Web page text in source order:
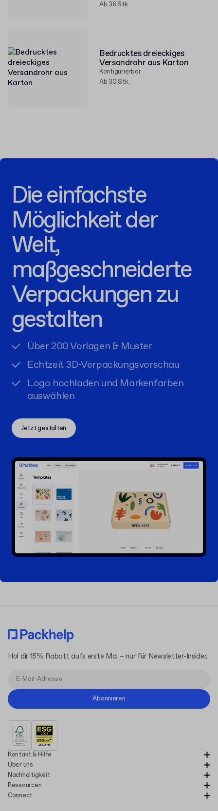
Ab 36 Stk.
Bedrucktes dreieckiges
Versandrohr aus Karton
Konfigurierbar
Ab 30 Stk.
Die einfachste
Möglichkeit der
Welt,
maßgeschneiderte
Verpackungen zu
gestalten
Über 200 Vorlagen & Muster
Echtzeit 3D-Verpackungsvorschau
Logo hochladen und Markenfarben
auswählen
Jetzt gestalten
Kontakt & Hilfe
Über uns
Nachhaltigkeit
Ressourcen
Connect
Hol dir 15% Rabatt aufs erste Mal – nur für Newsletter-Insider.
Abonnieren